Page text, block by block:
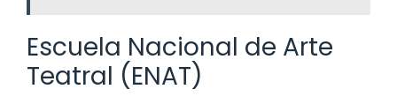
Escuela Nacional de Arte
Teatral (ENAT)